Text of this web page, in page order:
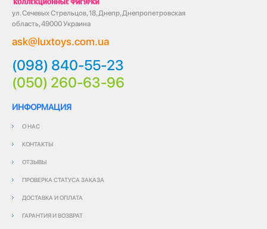
ул. Сечевых Стрельцов, 18, Днепр, Днепропетровская
область, 49000 Украина
ask@luxtoys.com.ua
(098) 840-55-23
(050) 260-63-96
ИНФОРМАЦИЯ
О НАС
КОНТАКТЫ
ОТЗЫВЫ
ПРОВЕРКА СТАТУСА ЗАКАЗА
ДОСТАВКА И ОПЛАТА
ГАРАНТИЯ И ВОЗВРАТ